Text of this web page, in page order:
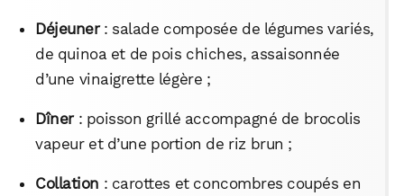
Déjeuner: salade composée de légumes variés,
de quinoa et de pois chiches, assaisonnée
d’une vinaigrette légère ;
Dîner: poisson grillé accompagné de brocolis
vapeur et d’une portion de riz brun ;
Collation : carottes et concombres coupés en